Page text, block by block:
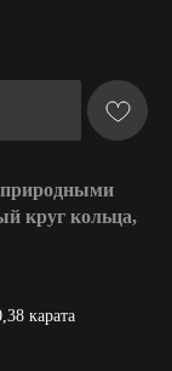
природными
круг кольца,
карата